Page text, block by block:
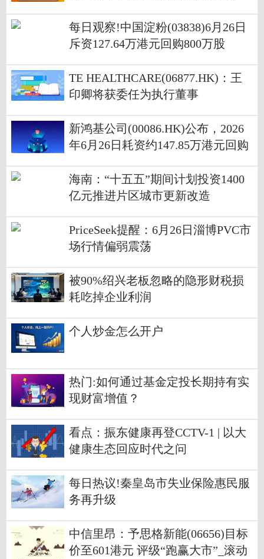
每日观察!中国淀粉(03838)6月26日
斥资127.64万港元回购800万股
TE HEALTHCARE(06877.HK)：王
印卿将获委任为执行董事
新鸿基公司(00086.HK)公布，2026
年6月26日耗资约147.85万港元回购
海南：“十五五”期间计划投资1400
亿元推进片区城市更新改造
PriceSeek提醒：6月26日淄博PVC市
场行情偏弱震荡
被90%绍兴老板忽略的隐形财税损
耗吃掉企业利润
个人炒金怎么开户
热门:如何通过基金定投长期持有实
现财富增值？
看点：振东健康再登CCTV-1 | 以大
健康生态回应时代之问
每日热议!秦皇岛市失业保险惠民服
务再升级
中信里昂：予思格新能(06656)目标
价至601港元 评级“跑赢大市”_滚动